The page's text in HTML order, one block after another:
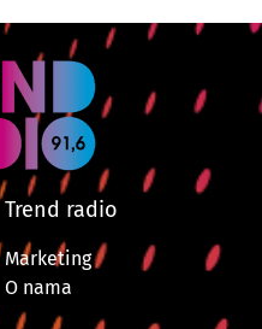
Trend radio
Marketing
O nama